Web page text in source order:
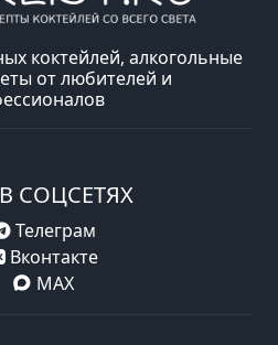
коктейлей, алкогольные
от любителей и
СОЦСЕТЯХ
Телеграм
Вконтакте
MAX